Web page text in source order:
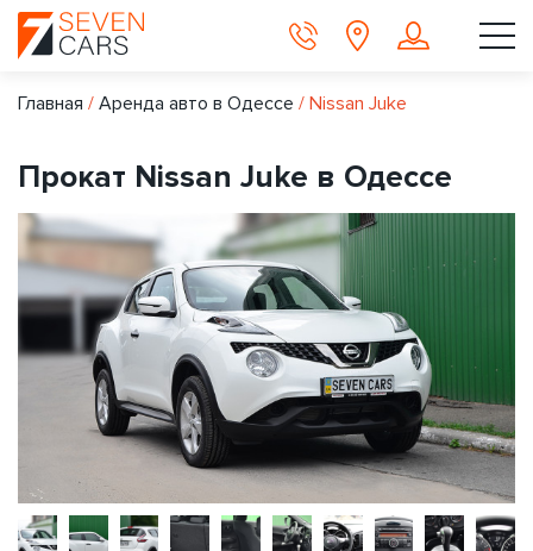
Главная / Аренда авто в Одессе / Nissan Juke
Прокат Nissan Juke в Одессе